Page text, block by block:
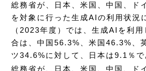
総務省が、日本、米国、中国、ド
を対象に行った生成AIの利用状況
（2023年度）では、生成AIを利
合は、中国56.3%、米国46.3%、
ツ34.6%に対して、日本は9.1％
総務省が、日本、米国、中国、ド